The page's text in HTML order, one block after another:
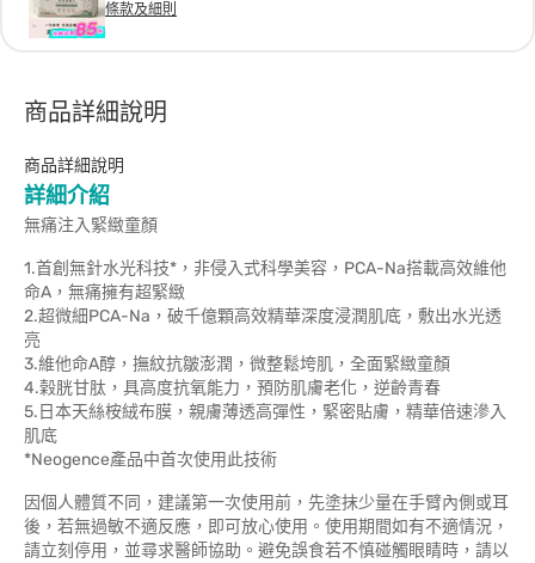
條款及細則
商品詳細說明
商品詳細說明
詳細介紹
無痛注入緊緻童顏
1.首創無針水光科技*，非侵入式科學美容，PCA-Na搭載高效維他
命A，無痛擁有超緊緻
2.超微細PCA-Na，破千億顆高效精華深度浸潤肌底，敷出水光透
亮
3.維他命A醇，撫紋抗皺澎潤，微整鬆垮肌，全面緊緻童顏
4.榖胱甘肽，具高度抗氧能力，預防肌膚老化，逆齡青春
5.日本天絲桉絨布膜，親膚薄透高彈性，緊密貼膚，精華倍速滲入
肌底
*Neogence產品中首次使用此技術
因個人體質不同，建議第一次使用前，先塗抹少量在手臂內側或耳
後，若無過敏不適反應，即可放心使用。使用期間如有不適情況，
請立刻停用，並尋求醫師協助。避免誤食若不慎碰觸眼睛時，請以